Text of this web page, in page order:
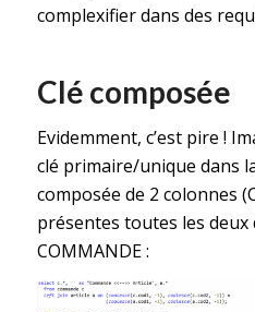
complexifier dans des
Clé composée
Evidemment, c’est pire !
clé primaire/unique dans
composée de 2 colonnes
présentes toutes les deux
COMMANDE :